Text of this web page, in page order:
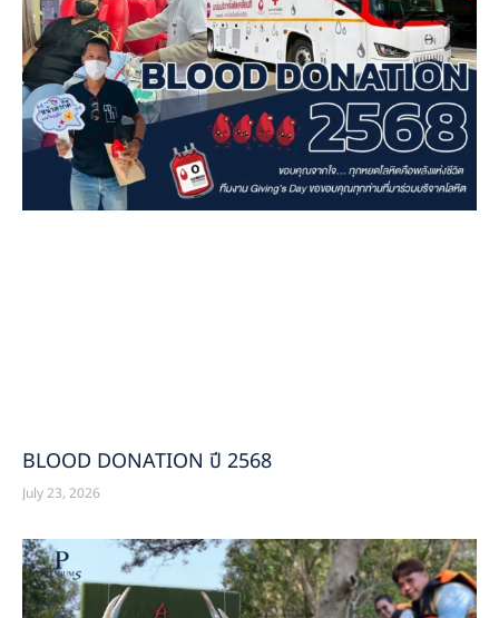
BLOOD DONATION ปี 2568
July 23, 2026